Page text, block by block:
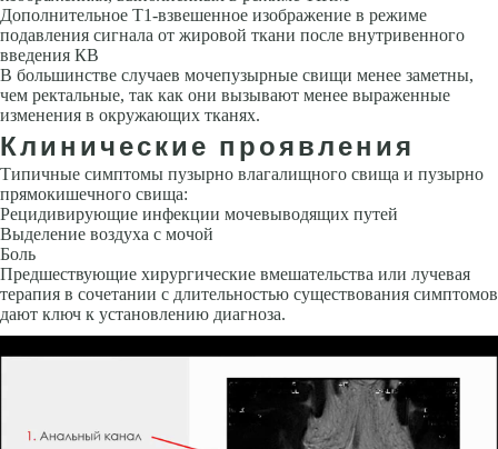
Дополнительное Т1-взвешенное изображение в режиме
подавления сигнала от жировой ткани после внутривенного
введения КВ
В большинстве случаев мочепузырные свищи менее заметны,
чем ректальные, так как они вызывают менее выраженные
изменения в окружающих тканях.
Клинические проявления
Типичные симптомы пузырно влагалищного свища и пузырно
прямокишечного свища:
Рецидивирующие инфекции мочевыводящих путей
Выделение воздуха с мочой
Боль
Предшествующие хирургические вмешательства или лучевая
терапия в сочетании с длительностью существования симптомов
дают ключ к установлению диагноза.